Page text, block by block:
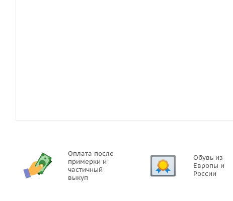
Оплата после
примерки и
частичный
выкуп
Обувь из
Европы и
России